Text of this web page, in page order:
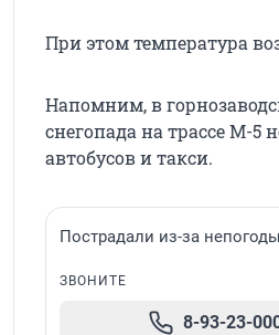
При этом температура
Напомним, в
снегопада на трассе М-5
автобусов и такси.
Пострадали из-за
ЗВОНИТЕ
8-93-23-